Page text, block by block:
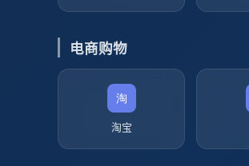
电商购物
淘宝